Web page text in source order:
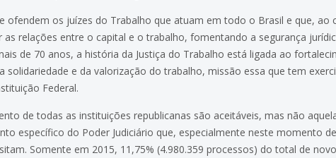
ofendem os juízes do Trabalho que atuam em todo o Brasil e que,
relações entre o capital e o trabalho, fomentando a segurança
de 70 anos, a história da Justiça do Trabalho está ligada ao
solidariedade e da valorização do trabalho, missão essa que tem
Federal.
de todas as instituições republicanas são aceitáveis, mas não
específico do Poder Judiciário que, especialmente neste momento
Somente em 2015, 11,75% (4.980.359 processos) do total de